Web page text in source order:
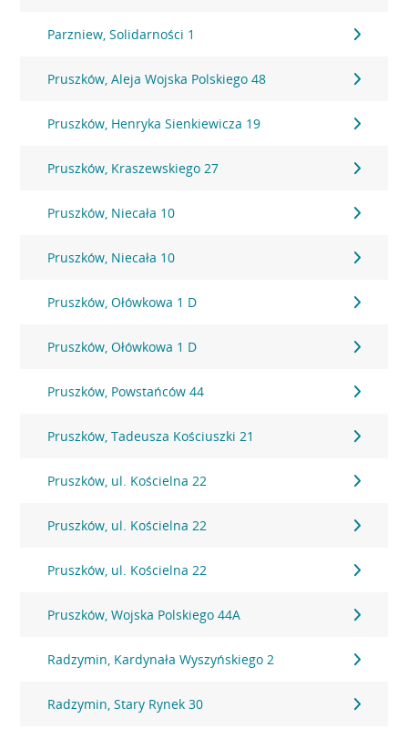
Parzniew, Solidarności 1
Pruszków, Aleja Wojska Polskiego 48
Pruszków, Henryka Sienkiewicza 19
Pruszków, Kraszewskiego 27
Pruszków, Niecała 10
Pruszków, Niecała 10
Pruszków, Ołówkowa 1 D
Pruszków, Ołówkowa 1 D
Pruszków, Powstańców 44
Pruszków, Tadeusza Kościuszki 21
Pruszków, ul. Kościelna 22
Pruszków, ul. Kościelna 22
Pruszków, ul. Kościelna 22
Pruszków, Wojska Polskiego 44A
Radzymin, Kardynała Wyszyńskiego 2
Radzymin, Stary Rynek 30